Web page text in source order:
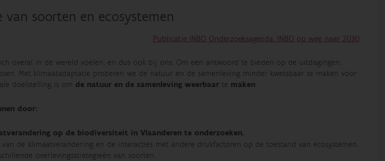
soorten en ecosystemen
Publicatie INBO Onderzoeksagenda: INBO op weg naar 2030
overal in de wereld voelen, en dus ook bij ons. Om een antwoord te bieden op de uitdagingen,
Met klimaatadaptatie proberen we de natuur en de samenleving minder kwetsbaar te maken voor
doelstelling is om de natuur en de samenleving weerbaar te maken.
door:
op de biodiversiteit in Vlaanderen te onderzoeken.
de klimaatverandering en de interacties met andere drukfactoren op de toestand van ecosystemen,
overlevingsstrategieën van soorten.